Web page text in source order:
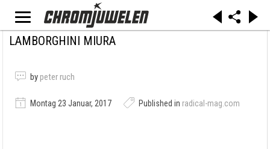
LAMBORGHINI MIURA
by peter ruch
Montag 23 Januar, 2017 Published in radical-mag.com